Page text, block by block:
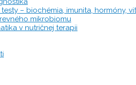
testy – biochémia, imunita, hormóny,
mikrobiomu
v nutričnej terapii